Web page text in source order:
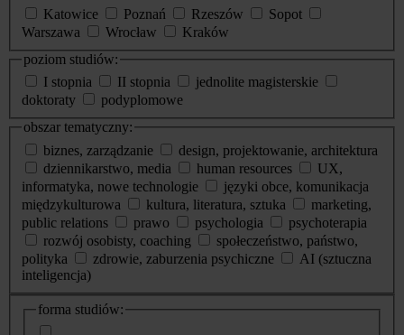
Katowice
Poznań Rzeszów
Sopot
Warszawa
Wrocław
Kraków
poziom studiów:
I stopnia
II stopnia
jednolite magisterskie
doktoraty
podyplomowe
obszar tematyczny:
biznes, zarządzanie
design, projektowanie, architektura
dziennikarstwo, media
human resources
UX,
informatyka, nowe technologie
języki obce, komunikacja
międzykulturowa
kultura, literatura, sztuka
marketing,
public relations
prawo psychologia
psychoterapia
rozwój osobisty, coaching
społeczeństwo, państwo,
polityka
zdrowie, zaburzenia psychiczne
AI (sztuczna
inteligencja)
dodatkowe
informacje
forma studiów: